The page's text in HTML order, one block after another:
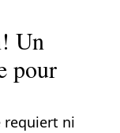
Un
pour
requiert ni